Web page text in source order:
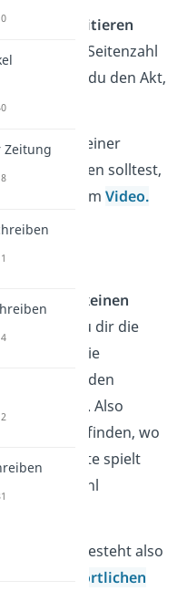
beim
Zitieren
nicht die Seitenzahl
nennst du den Akt,
die Zeile.
noch bei einer
beachten solltest,
dir in unserem Video.
Drama
keinen
kannst du dir die
nur durch die
der handelnden
erschließen. Also
herausfinden, wo
Geschichte spielt
Figuren wohl
Text besteht also
wörtlichen
Zeitung